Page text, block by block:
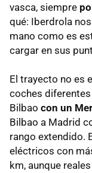
vasca, siempre
qué: Iberdrola
mano como es
cargar en sus
El trayecto no es
coches
Bilbao con un
Bilbao a Madrid
rango extendido.
eléctricos con
km, aunque